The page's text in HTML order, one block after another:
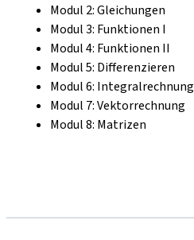
Modul 2: Gleichungen
Modul 3: Funktionen I
Modul 4: Funktionen II
Modul 5: Differenzieren
Modul 6: Integralrechnung
Modul 7: Vektorrechnung
Modul 8: Matrizen